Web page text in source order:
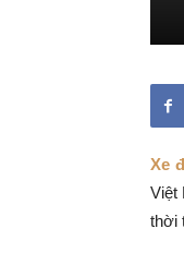
Xe
Việt
thời